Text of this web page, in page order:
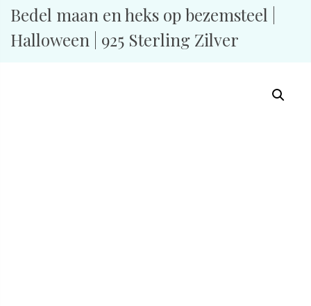
Bedel maan en heks op bezemsteel |
Halloween | 925 Sterling Zilver